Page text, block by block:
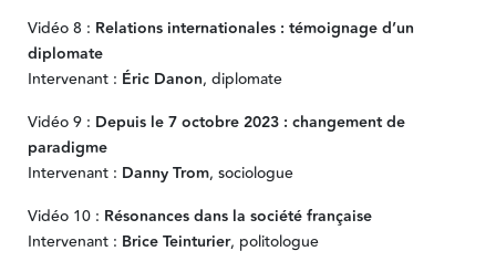
Vidéo 8 : Relations internationales : témoignage d’un
diplomate
Intervenant : Éric Danon, diplomate
Vidéo 9 : Depuis le 7 octobre 2023 : changement de
paradigme
Intervenant : Danny Trom, sociologue
Vidéo 10 : Résonances dans la société française
Intervenant : Brice Teinturier, politologue